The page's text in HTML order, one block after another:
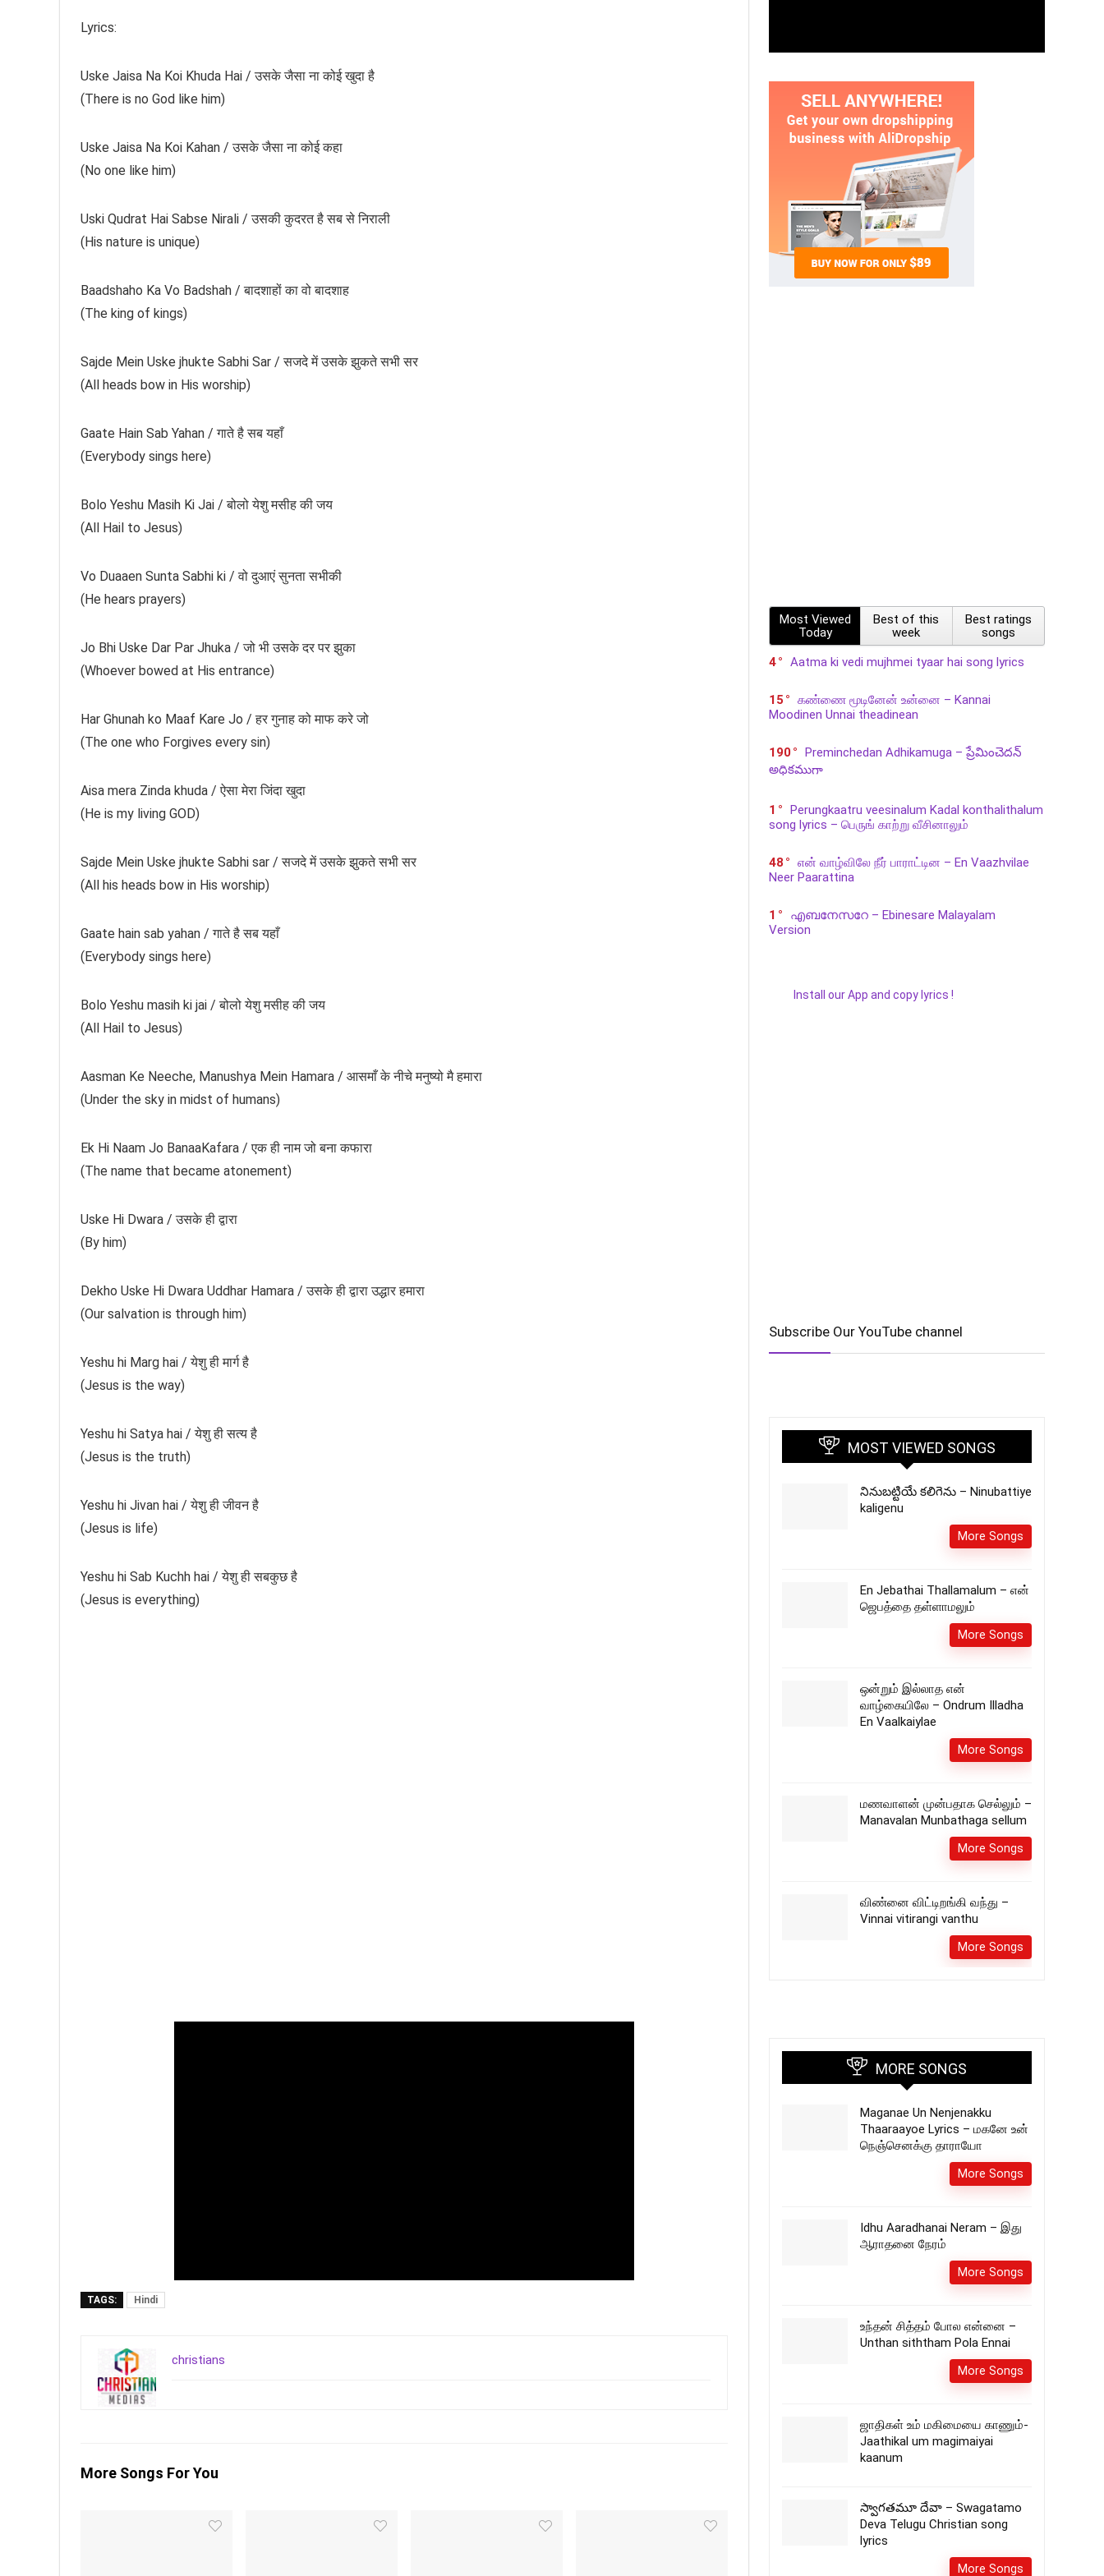
Lyrics:
Uske Jaisa Na Koi Khuda Hai / उसके जैसा ना कोई खुदा है
(There is no God like him)
Uske Jaisa Na Koi Kahan / उसके जैसा ना कोई कहा
(No one like him)
Uski Qudrat Hai Sabse Nirali / उसकी कुदरत है सब से निराली
(His nature is unique)
Baadshaho Ka Vo Badshah / बादशाहों का वो बादशाह
(The king of kings)
Sajde Mein Uske jhukte Sabhi Sar / सजदे में उसके झुकते सभी सर
(All heads bow in His worship)
Gaate Hain Sab Yahan / गाते है सब यहाँ
(Everybody sings here)
Bolo Yeshu Masih Ki Jai / बोलो येशु मसीह की जय
(All Hail to Jesus)
Vo Duaaen Sunta Sabhi ki / वो दुआएं सुनता सभीकी
(He hears prayers)
Jo Bhi Uske Dar Par Jhuka / जो भी उसके दर पर झुका
(Whoever bowed at His entrance)
Har Ghunah ko Maaf Kare Jo / हर गुनाह को माफ करे जो
(The one who Forgives every sin)
Aisa mera Zinda khuda / ऐसा मेरा जिंदा खुदा
(He is my living GOD)
Sajde Mein Uske jhukte Sabhi sar / सजदे में उसके झुकते सभी सर
(All his heads bow in His worship)
Gaate hain sab yahan / गाते है सब यहाँ
(Everybody sings here)
Bolo Yeshu masih ki jai / बोलो येशु मसीह की जय
(All Hail to Jesus)
Aasman Ke Neeche, Manushya Mein Hamara / आसमाँ के नीचे मनुष्यो मै हमारा
(Under the sky in midst of humans)
Ek Hi Naam Jo BanaaKafara / एक ही नाम जो बना कफारा
(The name that became atonement)
Uske Hi Dwara / उसके ही द्वारा
(By him)
Dekho Uske Hi Dwara Uddhar Hamara / उसके ही द्वारा उद्धार हमारा
(Our salvation is through him)
Yeshu hi Marg hai / येशु ही मार्ग है
(Jesus is the way)
Yeshu hi Satya hai / येशु ही सत्य है
(Jesus is the truth)
Yeshu hi Jivan hai / येशु ही जीवन है
(Jesus is life)
Yeshu hi Sab Kuchh hai / येशु ही सबकुछ है
(Jesus is everything)
TAGS: Hindi
christians
More Songs For You
Most Viewed
Today
Best of this
week
Best ratings
songs
4
Aatma ki vedi mujhmei tyaar hai song lyrics
15
கண்ணை மூடினேன் உன்னை – Kannai
Moodinen Unnai theadinean
190
Preminchedan Adhikamuga – ప్రేమించెదన్
అధికముగా
1
Perungkaatru veesinalum Kadal konthalithalum
song lyrics – பெருங் காற்று வீசினாலும்
48
என் வாழ்விலே நீர் பாராட்டின – En Vaazhvilae
Neer Paarattina
1
എബനേസറേ – Ebinesare Malayalam
Version
Install our App and copy lyrics !
Subscribe Our YouTube channel
MOST VIEWED SONGS
నినుబట్టియే కలిగెను – Ninubattiye
kaligenu
More Songs
En Jebathai Thallamalum – என்
ஜெபத்தை தள்ளாமலும்
More Songs
ஒன்றும் இல்லாத என்
வாழ்கையிலே – Ondrum Illadha
En Vaalkaiylae
More Songs
மணவாளன் முன்பதாக செல்லும் –
Manavalan Munbathaga sellum
More Songs
விண்னை விட்டிறங்கி வந்து –
Vinnai vitirangi vanthu
More Songs
MORE SONGS
Maganae Un Nenjenakku
Thaaraayoe Lyrics – மகனே உன்
நெஞ்செனக்கு தாராயோ
More Songs
Idhu Aaradhanai Neram – இது
ஆராதனை நேரம்
More Songs
உந்தன் சித்தம் போல என்னை –
Unthan siththam Pola Ennai
More Songs
ஜாதிகள் உம் மகிமையை காணும்-
Jaathikal um magimaiyai
kaanum
స్వాగతమూ దేవా – Swagatamo
Deva Telugu Christian song
lyrics
More Songs